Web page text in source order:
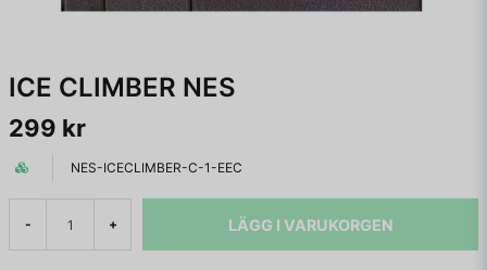
ICE CLIMBER NES
299 kr
NES-ICECLIMBER-C-1-EEC
- + LÄGG I VARUKORGEN